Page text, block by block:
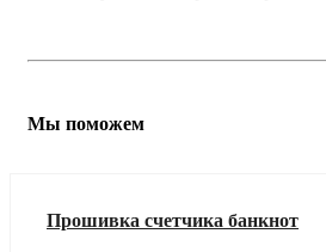
Мы поможем
Прошивка счетчика банкнот